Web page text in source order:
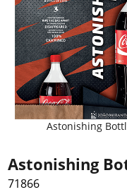
Astonishing
Astonishing
71866